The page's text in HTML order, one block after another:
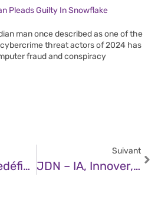
Pleads Guilty In Snowflake
man once described as one of the
threat actors of 2024 has
fraud and conspiracy
JDN – L’IA Redéfinit Les Indicateurs De L’expérience Employés
Suivant
JDN – IA, Innover, Oui Mais Pas N’importe Comment !